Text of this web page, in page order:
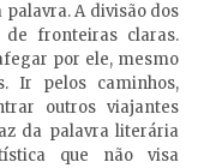
A divisão dos
fronteiras claras.
por ele, mesmo
Ir pelos caminhos,
outros viajantes
da palavra literária
que não visa